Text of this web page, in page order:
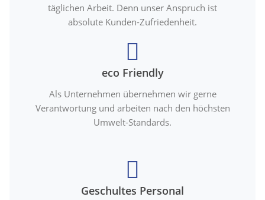
täglichen Arbeit. Denn unser Anspruch ist
absolute Kunden-Zufriedenheit.
eco Friendly
Als Unternehmen übernehmen wir gerne
Verantwortung und arbeiten nach den höchsten
Umwelt-Standards.
Geschultes Personal